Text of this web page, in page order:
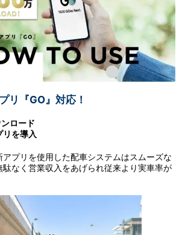
リ『GO』対応！
ロード
を導入
アプリを使用した配車システムはスムーズな
なく営業収入をあげられ従来より実車率が